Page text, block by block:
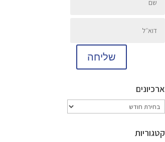
שליחה
ארכיונים
ארכיונים
קטגוריות